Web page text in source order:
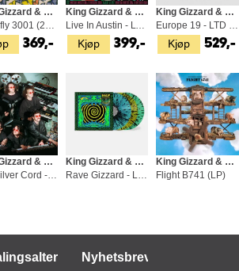
King Gizzard & The Lizard Wizard
369,- Kjøp
King Gizzard & The Lizard Wizard
399,- Kjøp
King Gizzard & The Lizard Wizard
529,-
King Gizzard & The Lizard Wizard
The Silver Cord - Extended Mix (2LP)
King Gizzard & The Lizard Wizard
Rave Gizzard - Live In San… - LTD (3LP)
King Gizzard & The Lizard Wizard
Flight B741 (LP)
Nyhetsbrev